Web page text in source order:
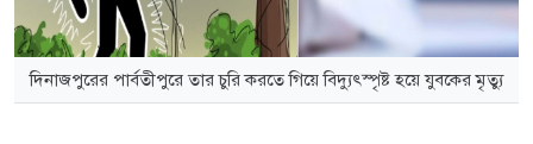
দিনাজপুরের পার্বতীপুরে তার চুরি করতে গিয়ে বিদ্যুৎস্পৃষ্ট হয়ে যুবকের মৃত্যু